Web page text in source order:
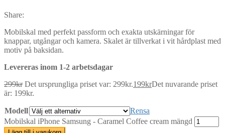
Share:
Mobilskal med perfekt passform och exakta utskärningar för
knappar, utgångar och kamera. Skalet är tillverkat i vit hårdplast med
motiv på baksidan.
Levereras inom 1-2 arbetsdagar
299kr Det ursprungliga priset var: 299kr.199krDet nuvarande priset
är: 199kr.
Modell
Rensa
Mobilskal iPhone Samsung - Caramel Coffee cream mängd